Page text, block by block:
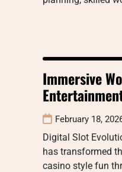
Immersive
February 18,
Digital Slot
has transformed
casino style fun